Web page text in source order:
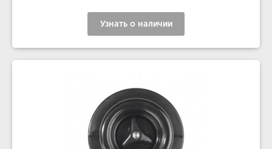
Узнать о наличии